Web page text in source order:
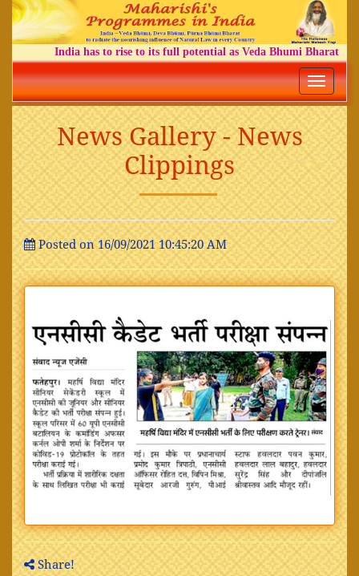
India has to rise to its full potential as Veda Bhumi Bharat
Toggle
News Gallery - News
Clippings
Posted on 16/09/2021 10:45:20 AM
Share!